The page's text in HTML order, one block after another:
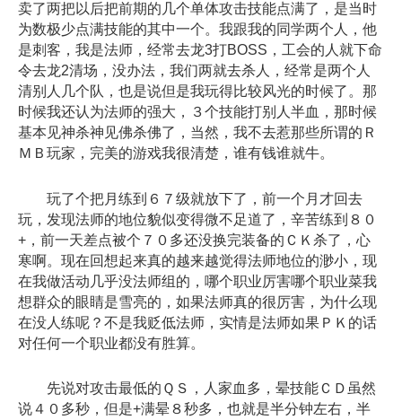
卖了两把以后把前期的几个单体攻击技能点满了，是当时
为数极少点满技能的其中一个。我跟我的同学两个人，他
是刺客，我是法师，经常去龙3打BOSS，工会的人就下命
令去龙2清场，没办法，我们两就去杀人，经常是两个人
清别人几个队，也是说但是我玩得比较风光的时候了。那
时候我还认为法师的强大，３个技能打别人半血，那时候
基本见神杀神见佛杀佛了，当然，我不去惹那些所谓的Ｒ
ＭＢ玩家，完美的游戏我很清楚，谁有钱谁就牛。
玩了个把月练到６７级就放下了，前一个月才回去
玩，发现法师的地位貌似变得微不足道了，辛苦练到８０
+，前一天差点被个７０多还没换完装备的ＣＫ杀了，心
寒啊。现在回想起来真的越来越觉得法师地位的渺小，现
在我做活动几乎没法师组的，哪个职业厉害哪个职业菜我
想群众的眼睛是雪亮的，如果法师真的很厉害，为什么现
在没人练呢？不是我贬低法师，实情是法师如果ＰＫ的话
对任何一个职业都没有胜算。
先说对攻击最低的ＱＳ，人家血多，晕技能ＣＤ虽然
说４０多秒，但是+满晕８秒多，也就是半分钟左右，半